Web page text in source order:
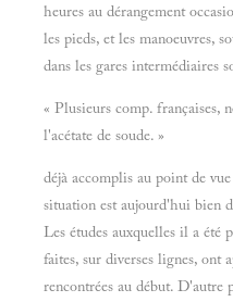
heures au dérangement
les pieds, et les manoeuvres,
dans les gares intermédiaires
« Plusieurs comp. françaises,
l'acétate de soude. »
déjà accomplis au point de
situation est aujourd'hui bien
Les études auxquelles il a été
faites, sur diverses lignes, ont
rencontrées au début. D'autre